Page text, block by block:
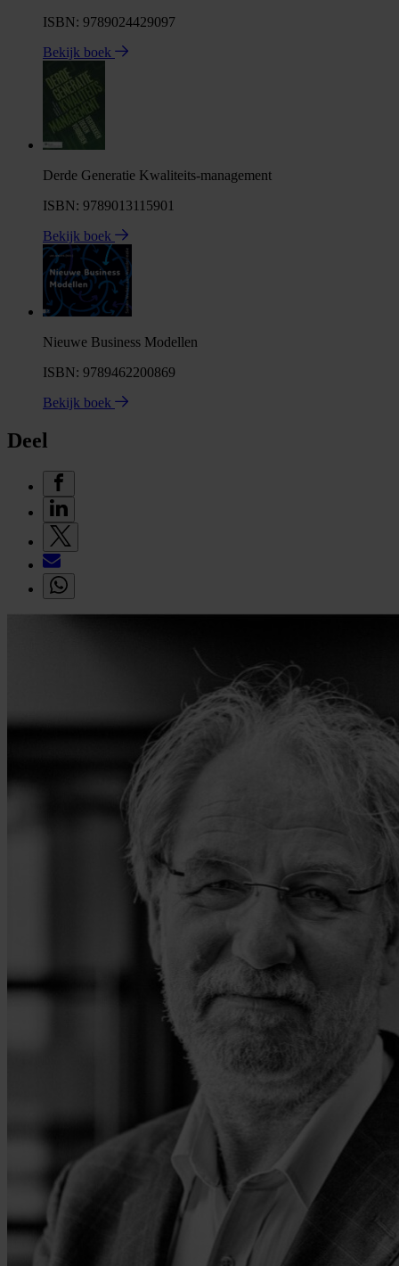
ISBN: 9789024429097
Bekijk boek
Derde Generatie Kwaliteits-management
ISBN: 9789013115901
Bekijk boek
Nieuwe Business Modellen
ISBN: 9789462200869
Bekijk boek
Deel